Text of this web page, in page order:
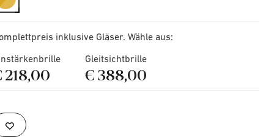
selected
inklusive Gläser. Wähle aus:
218,00
Gleitsichtbrille
€ 388,00